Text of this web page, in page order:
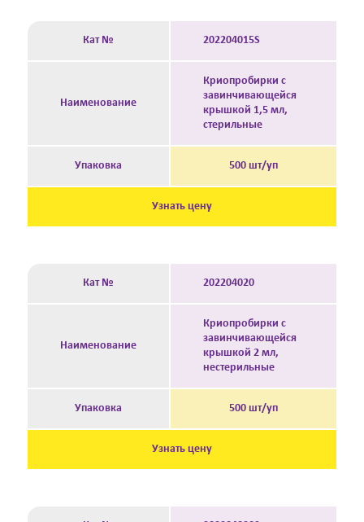
Кат № 202204015S
Наименование
Криопробирки с
завинчивающейся
крышкой 1,5 мл,
стерильные
Упаковка 500 шт/уп
Узнать цену
Кат № 202204020
Наименование
Криопробирки с
завинчивающейся
крышкой 2 мл,
нестерильные
Упаковка 500 шт/уп
Узнать цену